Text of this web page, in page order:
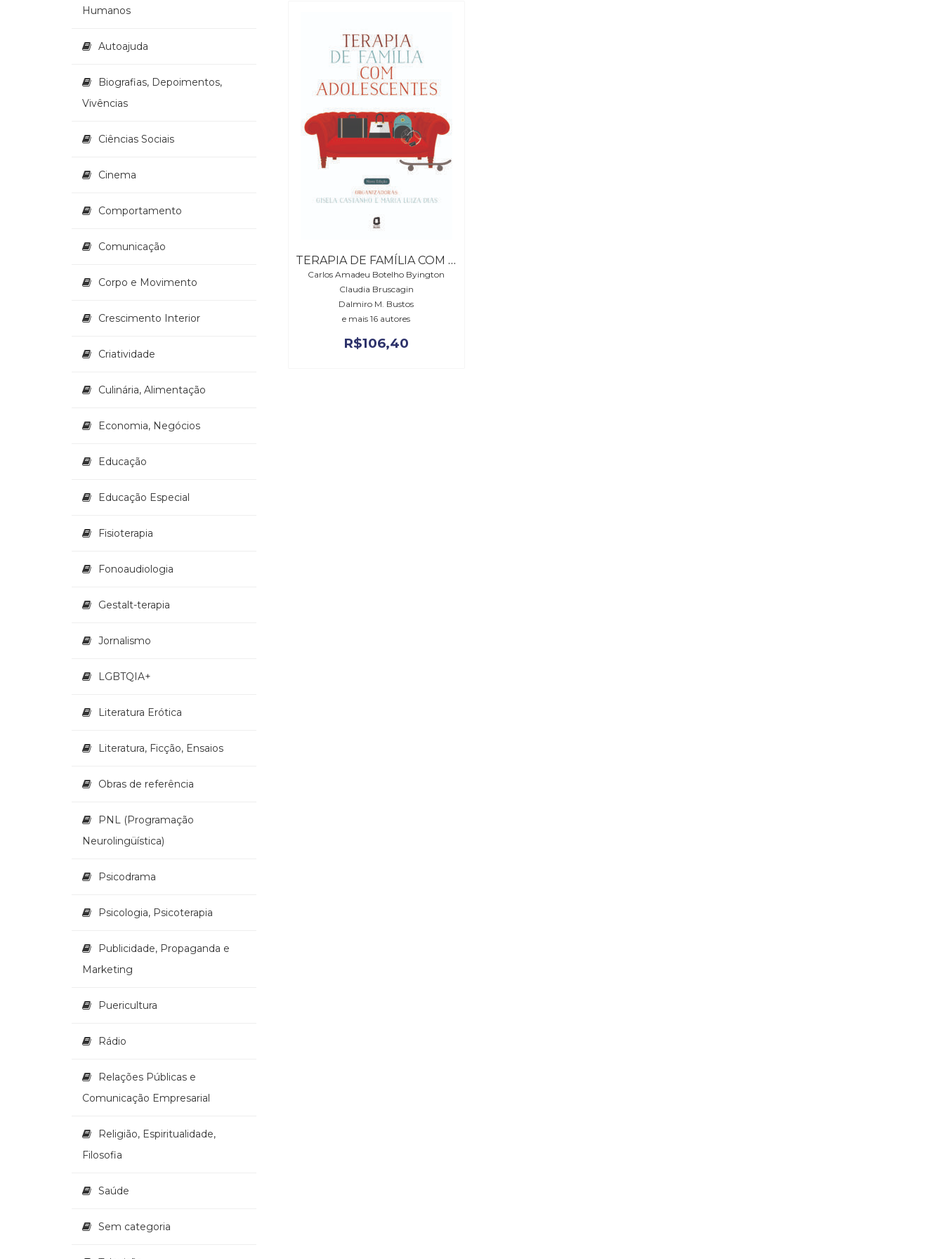
TERAPIA DE FAMÍLIA COM ADOLESCENTES
Carlos Amadeu Botelho Byington
Claudia Bruscagin
Dalmiro M. Bustos
e mais 16 autores
R$106,40
Humanos
Autoajuda
Biografias, Depoimentos,
Vivências
Ciências Sociais
Cinema
Comportamento
Comunicação
Corpo e Movimento
Crescimento Interior
Criatividade
Culinária, Alimentação
Economia, Negócios
Educação
Educação Especial
Fisioterapia
Fonoaudiologia
Gestalt-terapia
Jornalismo
LGBTQIA+
Literatura Erótica
Literatura, Ficção, Ensaios
Obras de referência
PNL (Programação
Neurolingüística)
Psicodrama
Psicologia, Psicoterapia
Publicidade, Propaganda e
Marketing
Puericultura
Rádio
Relações Públicas e
Comunicação Empresarial
Religião, Espiritualidade,
Filosofia
Saúde
Sem categoria